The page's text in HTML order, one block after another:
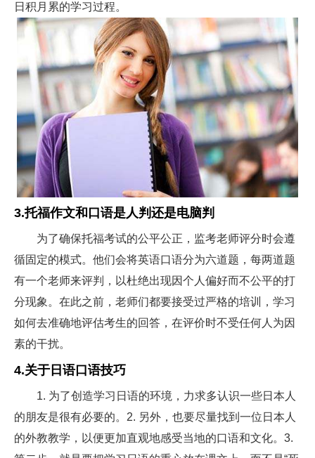
日积月累的学习过程。
3.托福作文和口语是人判还是电脑判
为了确保托福考试的公平公正，监考老师评分时会遵
循固定的模式。他们会将英语口语分为六道题，每两道题
有一个老师来评判，以杜绝出现因个人偏好而不公平的打
分现象。在此之前，老师们都要接受过严格的培训，学习
如何去准确地评估考生的回答，在评价时不受任何人为因
素的干扰。
4.关于日语口语技巧
1. 为了创造学习日语的环境，力求多认识一些日本人
的朋友是很有必要的。2. 另外，也要尽量找到一位日本人
的外教教学，以便更加直观地感受当地的口语和文化。3.